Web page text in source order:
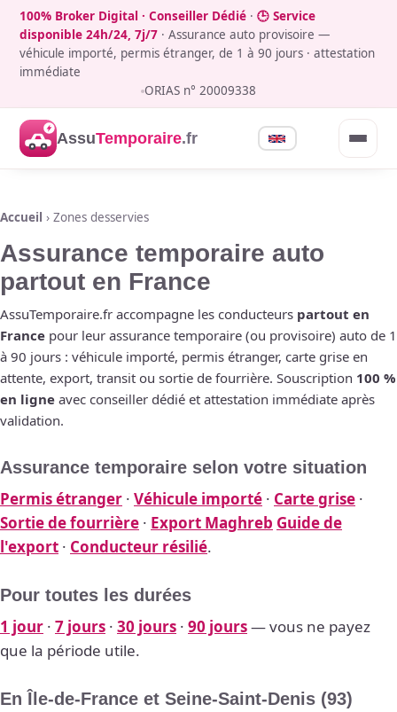
100% Broker Digital · Conseiller Dédié · 🕒 Service
disponible 24h/24, 7j/7 · Assurance auto provisoire —
véhicule importé, permis étranger, de 1 à 90 jours · attestation
immédiate
ORIAS n° 20009338
AssuTemporaire.fr
Accueil › Zones desservies
Assurance temporaire auto
partout en France
AssuTemporaire.fr accompagne les conducteurs partout en
France pour leur assurance temporaire (ou provisoire) auto de 1
à 90 jours : véhicule importé, permis étranger, carte grise en
attente, export, transit ou sortie de fourrière. Souscription 100 %
en ligne avec conseiller dédié et attestation immédiate après
validation.
Assurance temporaire selon votre situation
Permis étranger · Véhicule importé · Carte grise ·
Sortie de fourrière · Export Maghreb Guide de
l'export · Conducteur résilié.
Pour toutes les durées
1 jour · 7 jours · 30 jours · 90 jours— vous ne payez
que la période utile.
En Île-de-France et Seine-Saint-Denis (93)